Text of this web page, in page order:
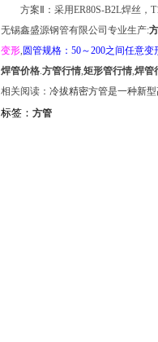
方案Ⅱ：采用ER80S-B2L焊丝，
无锡鑫盛源钢管有限公司专业生产:
变形, 圆管规格：50～200之间任意变
焊管价格.方管行情,矩形管行情,焊管
相关阅读： 冷拔精密方管是一种新
标签： 方管